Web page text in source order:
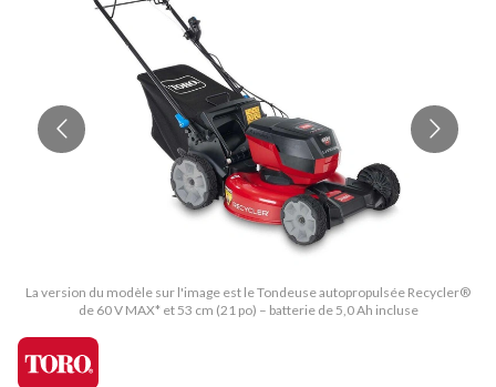
La version du modèle sur l'image est le Tondeuse autopropulsée Recycler®
de 60 V MAX* et 53 cm (21 po) – batterie de 5,0 Ah incluse